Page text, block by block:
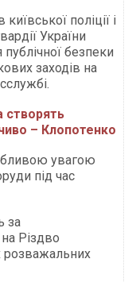
поліції і
України
безпеки
заходів на
створять
– Клопотенко
увагою
під час
за
Різдво
розважальних